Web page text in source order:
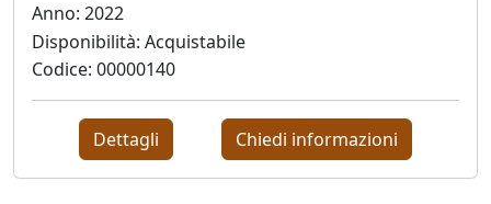
Marco
Sergio
Colussa
Anno: 2022
Disponibilità: Acquistabile
Codice: 00000140
Dettagli Chiedi informazioni